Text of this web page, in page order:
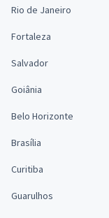
Rio de Janeiro
Fortaleza
Salvador
Goiânia
Belo Horizonte
Brasília
Curitiba
Guarulhos